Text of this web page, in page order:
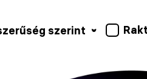
szerint